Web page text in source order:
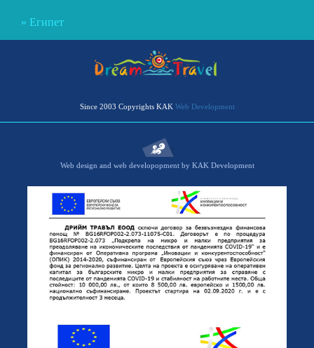
Египет
Since 2003 Copyrights KAK Web Development
Web design and web developopment by KAK Development